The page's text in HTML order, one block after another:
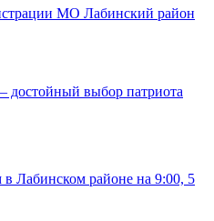
МО Лабинский район
достойный выбор патриота
Лабинском районе на 9:00, 5